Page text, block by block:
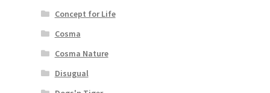
Concept for Life
Cosma
Cosma Nature
Disugual